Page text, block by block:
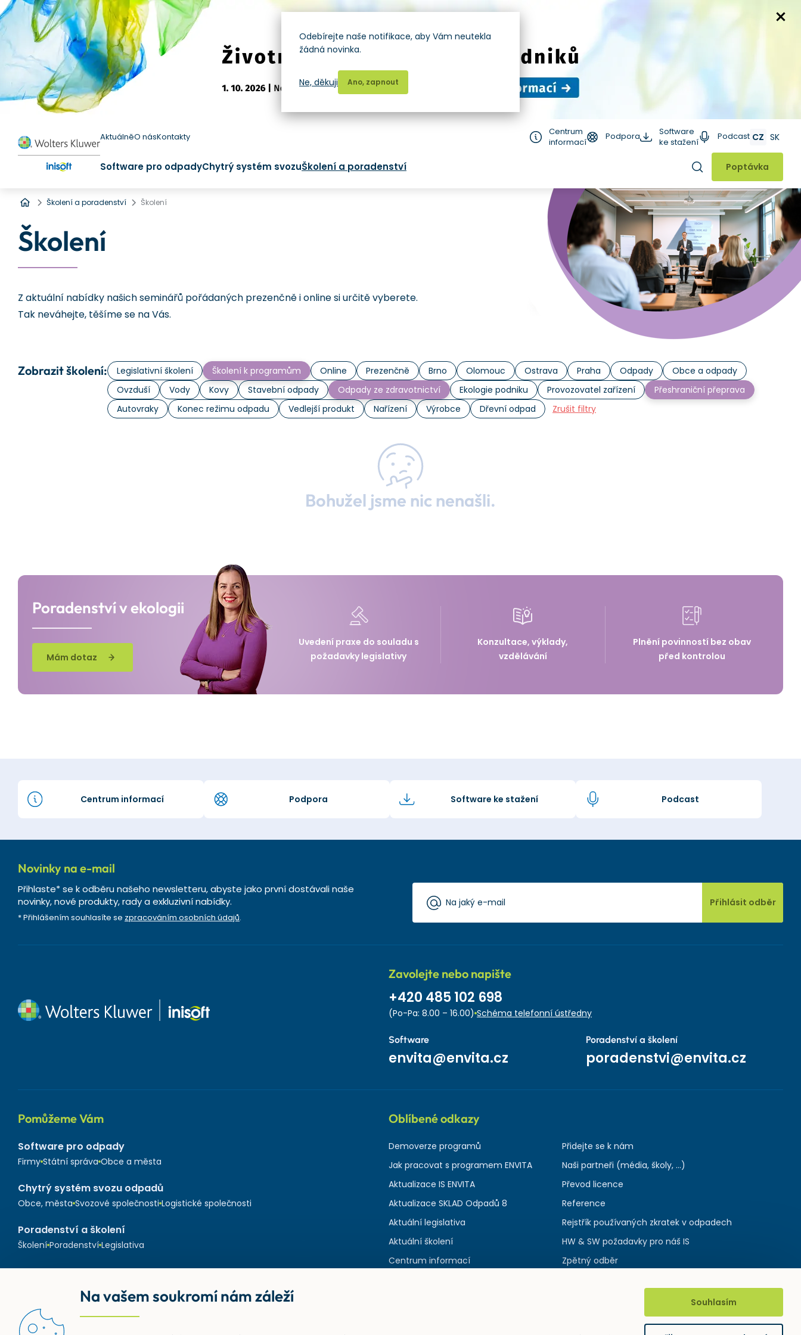
AktuálněO násKontakty
Centrum
informací
Podpora
Software
ke stažení
Podcast CZ SK
Software pro odpadyChytrý systém svozuŠkolení a poradenství Hledat
Poptávka
Úvod
Školení a poradenství Školení
Školení
Z aktuální nabídky našich seminářů pořádaných prezenčně i online si určitě vyberete.
Tak neváhejte, těšíme se na Vás.
Zobrazit školení: Legislativní školení Školení k programům Online Prezenčně Brno Olomouc Ostrava Praha Odpady
Obce a odpady
Ovzduší
Vody Kovy Stavební odpady Odpady ze zdravotnictví Ekologie podniku Provozovatel zařízení
Přeshraniční přeprava
Autovraky
Konec režimu odpadu Vedlejší produkt Nařízení Výrobce Dřevní odpad Zrušit filtry
Bohužel jsme nic nenašli.
Poradenství v ekologii
Mám dotaz
Uvedení praxe do souladu s
požadavky legislativy
Konzultace, výklady,
vzdělávání
Plnění povinností bez obav
před kontrolou
Centrum informací Podpora Software ke stažení Podcast
Novinky na e-mail
Přihlaste* se k odběru našeho newsletteru, abyste jako první dostávali naše
novinky, nové produkty, rady a exkluzivní nabídky.
* Přihlášením souhlasíte se zpracováním osobních údajů.
Přihlásit odběr
Zavolejte nebo napište
+420 485 102 698
(Po-Pa: 8.00 – 16.00) Schéma telefonní ústředny
Software
envita@envita.cz
Poradenství a školení
poradenstvi@envita.cz
Pomůžeme Vám
Software pro odpady
Firmy Státní správa Obce a města
Chytrý systém svozu odpadů
Obce, města Svozové společnosti Logistické společnosti
Poradenství a školení
Školení Poradenství Legislativa
Oblíbené odkazy
Demoverze programů
Jak pracovat s programem ENVITA
Aktualizace IS ENVITA
Aktualizace SKLAD Odpadů 8
Aktuální legislativa
Aktuální školení
Centrum informací
Přidejte se k nám
Naši partneři (média, školy, ...)
Převod licence
Reference
Rejstřík používaných zkratek v odpadech
HW & SW požadavky pro náš IS
Zpětný odběr
Odebírejte naše notifikace, aby Vám neutekla
žádná novinka.
Ano, zapnout
Ne, děkuji
Na vašem soukromí nám záleží Souhlasím